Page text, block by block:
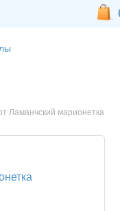
Ламанчский марионетка